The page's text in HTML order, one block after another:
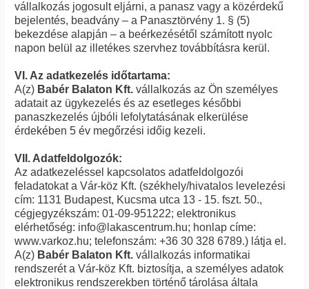
vállalkozás jogosult eljárni, a panasz vagy a közérdekű
bejelentés, beadvány – a Panasztörvény 1. § (5)
bekezdése alapján – a beérkezésétől számított nyolc
napon belül az illetékes szervhez továbbításra kerül.
VI. Az adatkezelés időtartama:
A(z) Babér Balaton Kft. vállalkozás az Ön személyes
adatait az ügykezelés és az esetleges későbbi
panaszkezelés újbóli lefolytatásának elkerülése
érdekében 5 év megőrzési időig kezeli.
VII. Adatfeldolgozók:
Az adatkezeléssel kapcsolatos adatfeldolgozói
feladatokat a Vár-köz Kft. (székhely/hivatalos levelezési
cím: 1131 Budapest, Kucsma utca 13 - 15. fszt. 50.,
cégjegyzékszám: 01-09-951222; elektronikus
elérhetőség: info@lakascentrum.hu; honlap címe:
www.varkoz.hu; telefonszám: +36 30 328 6789.) látja el.
A(z) Babér Balaton Kft. vállalkozás informatikai
rendszerét a Vár-köz Kft. biztosítja, a személyes adatok
elektronikus rendszerekben történő tárolása általa